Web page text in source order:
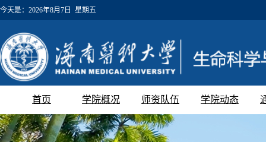
今天是： 2026年8月7日 星期五
首页 学院概况 师资队伍 学院动态